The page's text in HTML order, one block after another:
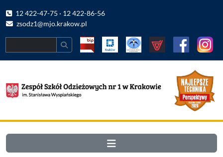
12 422-47-75 · 12 422-86-56
zsodz1@mjo.krakow.pl